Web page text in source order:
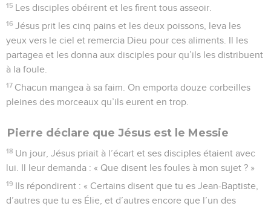
15 Les disciples obéirent et les firent tous asseoir.
16 Jésus prit les cinq pains et les deux poissons, leva les
yeux vers le ciel et remercia Dieu pour ces aliments. Il les
partagea et les donna aux disciples pour qu’ils les distribuent
à la foule.
17 Chacun mangea à sa faim. On emporta douze corbeilles
pleines des morceaux qu’ils eurent en trop.
Pierre déclare que Jésus est le Messie
18 Un jour, Jésus priait à l’écart et ses disciples étaient avec
lui. Il leur demanda : « Que disent les foules à mon sujet ? »
19 Ils répondirent : « Certains disent que tu es Jean-Baptiste,
d’autres que tu es Élie, et d’autres encore que l’un des